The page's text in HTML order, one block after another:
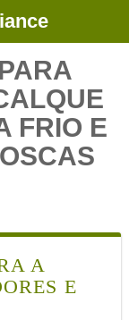
FRIO E
A
E